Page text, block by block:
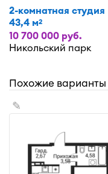
2-комнатная студия
43,4 м2
10 700 000 руб.
Никольский парк
Похожие варианты
✎